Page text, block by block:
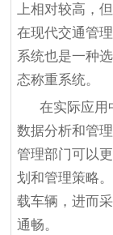
上相对较高，
在现代交通管
系统也是一种
态称重系统。
在实际应用
数据分析和管
管理部门可以
划和管理策略
载车辆，进而
通畅。